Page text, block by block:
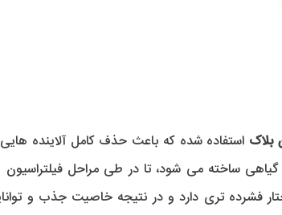
بلاک استفاده شده که باعث حذف کامل آلاینده هایی
گیاهی ساخته می شود، تا در طی مراحل
فشرده تری دارد و در نتیجه خاصیت جذب و